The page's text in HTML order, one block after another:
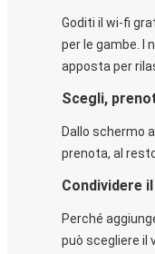
Goditi il wi-fi
per le gambe. I
apposta per
Scegli,
Dallo schermo
prenota, al
Condividere
Perché
può scegliere il